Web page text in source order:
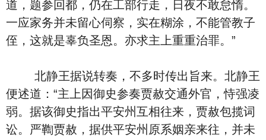
道，题参回都，仍在工部行走，日夜不敢怠惰。
一应家务并未留心伺察，实在糊涂，不能管教子
侄，这就是辜负圣恩。亦求主上重重治罪。”
北静王据说转奏，不多时传出旨来。北静王
便述道：“主上因御史参奏贾赦交通外官，恃强凌
弱。据该御史指出平安州互相往来，贾赦包揽词
讼。严鞫贾赦，据供平安州原系姻亲来往，并未